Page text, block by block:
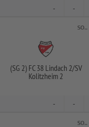
- -
SO..
(SG 2) FC 38 Lindach 2/SV
Kolitzheim 2
- -
SO..